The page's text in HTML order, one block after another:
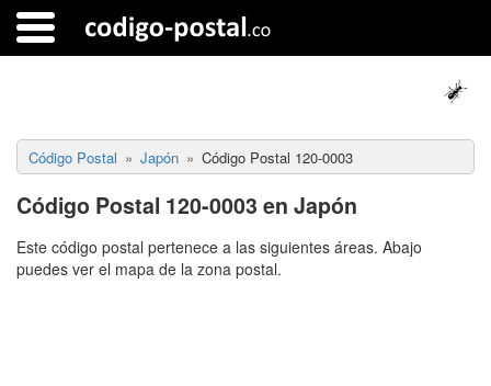
Código Postal Japón Código Postal 120-0003
Código Postal 120-0003 en Japón
Este código postal pertenece a las siguientes áreas. Abajo
puedes ver el mapa de la zona postal.